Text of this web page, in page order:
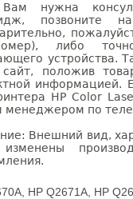
нужна
позвоните
либо
устройства.
сайт, положив
информацией.
HP Color
менеджером по
Внешний вид,
HP Q2671A, HP